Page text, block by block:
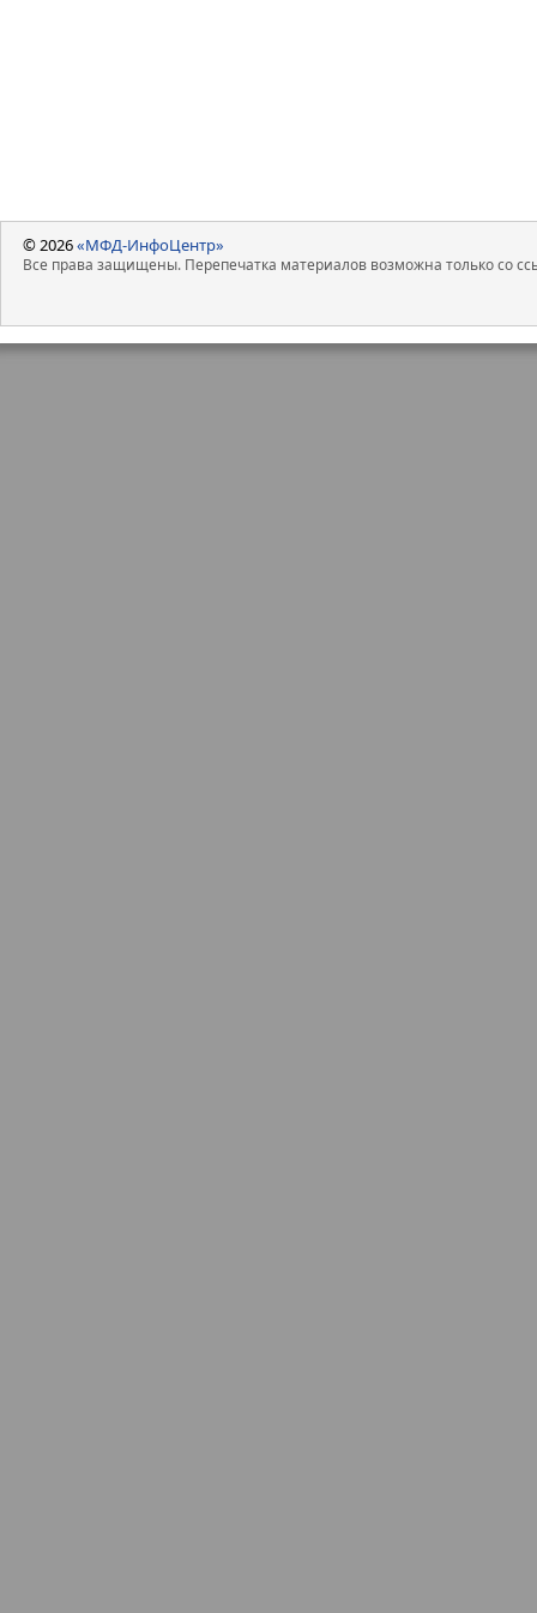
*Источник: Росстат
Удельный вес производства
© 2026«МФД-ИнфоЦентр»
Все права защищены. Перепечатка материалов возможна только со